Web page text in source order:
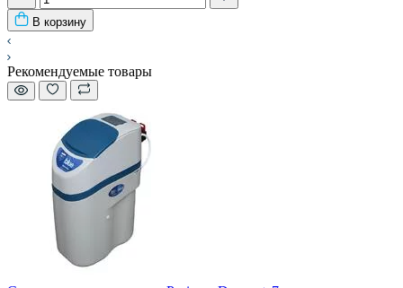
В корзину
Рекомендуемые товары